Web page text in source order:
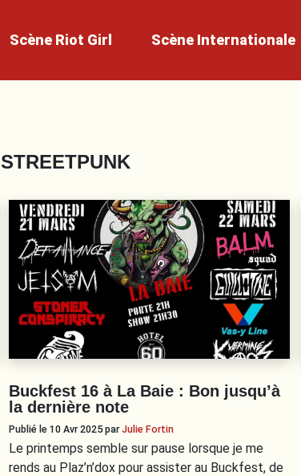
Scène Riot Girl Scène Internationale
STREETPUNK
Buckfest 16 à La Baie : Bon jusqu’à
la dernière note
Publié le 10 Avr 2025parJulie Fortin
Le printemps semble sur pause lorsque je me
rends au Plaz’n’dox pour assister au Buckfest, de